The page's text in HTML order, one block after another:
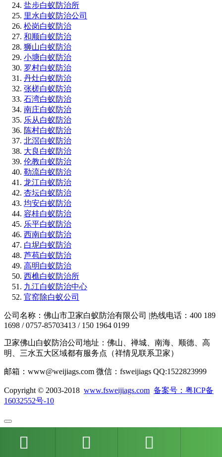
盐步白蚁防治所
里水白蚁防治公司
松岗白蚁防治
和顺白蚁防治
狮山白蚁防治
小塘白蚁防治
罗村白蚁防治
丹灶白蚁防治
张槎白蚁防治
石湾白蚁防治
南庄白蚁防治
乐从白蚁防治
陈村白蚁防治
北滘白蚁防治
大良白蚁防治
伦教白蚁防治
勒流白蚁防治
龙江白蚁防治
杏坛白蚁防治
均安白蚁防治
容桂白蚁防治
乐平白蚁防治
西南白蚁防治
白坭白蚁防治
芦苞白蚁防治
高明白蚁防治
西樵白蚁防治所
九江白蚁防治中心
官窑除白蚁公司
公司名称：佛山市卫家白蚁防治有限公司 |热线电话：400 189
1698 / 0757-85703413 / 150 1964 0199
卫家佛山白蚁防治公司地址：佛山、禅城、南海、顺德、高
明、三水五大区域都有服务点（祥情见联系卫家）
邮箱：www@weijiags.com 微信：fsweijiags QQ:1522823999
Copyright © 2003-2018 www.fsweijiags.com 备案号：粤ICP备
16032552号-10